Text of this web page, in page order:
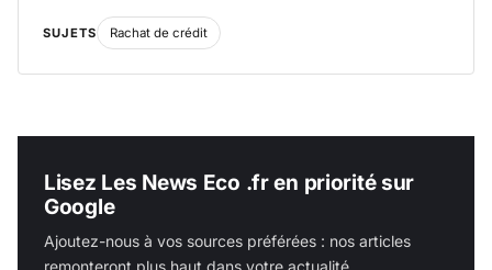
SUJETS Rachat de crédit
Lisez Les News Eco .fr en priorité sur
Google
Ajoutez-nous à vos sources préférées : nos articles
remonteront plus haut dans votre actualité.